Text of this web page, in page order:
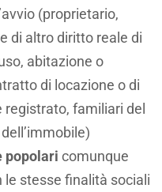
(proprietario,
di altro diritto reale di
abitazione o
di locazione o di
familiari del
popolari comunque
le stesse finalità sociali